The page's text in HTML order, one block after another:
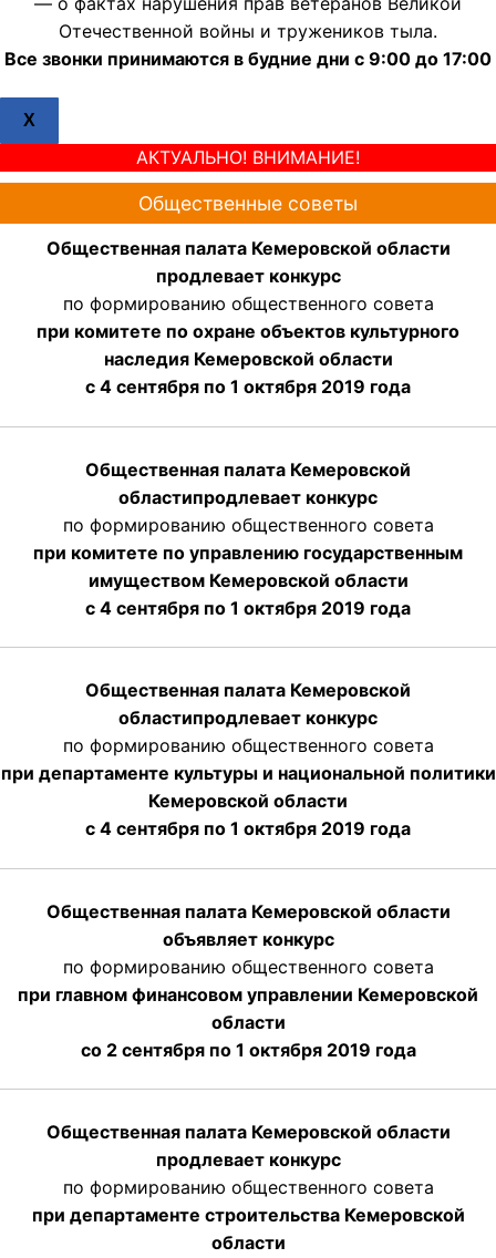
Отечественной войны и тружеников тыла.
Все звонки принимаются в будние дни с 9:00 до 17:00
X
АКТУАЛЬНО! ВНИМАНИЕ!
Общественные советы
Общественная палата Кемеровской области
продлевает конкурс
по формированию общественного совета
при комитете по охране объектов культурного
наследия Кемеровской области
с 4 сентября по 1 октября 2019 года
Общественная палата Кемеровской
областипродлевает конкурс
по формированию общественного совета
при комитете по управлению государственным
имуществом Кемеровской области
с 4 сентября по 1 октября 2019 года
Общественная палата Кемеровской
областипродлевает конкурс
по формированию общественного совета
при департаменте культуры и национальной политики
Кемеровской области
с 4 сентября по 1 октября 2019 года
Общественная палата Кемеровской области
объявляет конкурс
по формированию общественного совета
при главном финансовом управлении Кемеровской
области
со 2 сентября по 1 октября 2019 года
Общественная палата Кемеровской области
продлевает конкурс
по формированию общественного совета
при департаменте строительства Кемеровской
области